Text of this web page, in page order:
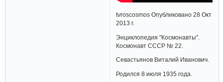
tvroscosmos Опубликовано 28 Окт
2013 г.
Энциклопедия "Космонавты".
Космонавт СССР № 22.
Севастьянов Виталий Иванович.
Родился 8 июля 1935 года.